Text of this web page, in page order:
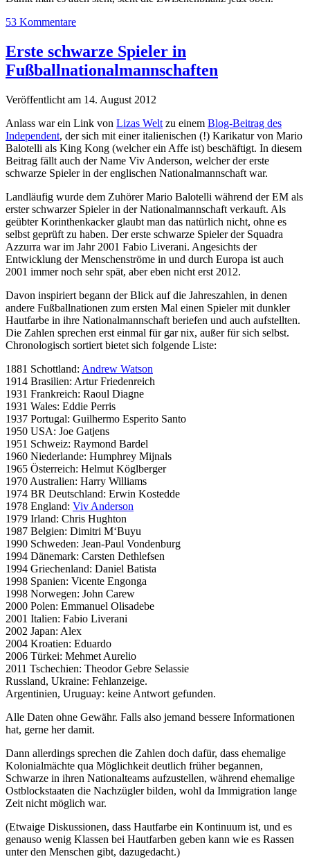
53 Kommentare
Erste schwarze Spieler in
Fußballnationalmannschaften
Veröffentlicht am 14. August 2012
Anlass war ein Link von Lizas Welt zu einem Blog-Beitrag des
Independent, der sich mit einer italienischen (!) Karikatur von Mario
Balotelli als King Kong (welcher ein Affe ist) beschäftigt. In diesem
Beitrag fällt auch der Name Viv Anderson, welcher der erste
schwarze Spieler in der englischen Nationalmannschaft war.
Landläufig wurde dem Zuhörer Mario Balotelli während der EM als
erster schwarzer Spieler in der Nationalmannschaft verkauft. Als
geübter Korinthenkacker glaubt man das natürlich nicht, ohne es
selbst geprüft zu haben. Der erste schwarze Spieler der Squadra
Azzurra war im Jahr 2001 Fabio Liverani. Angesichts der
Entwicklung der Menschenströme in und durch Europa ist auch
2001 immer noch sehr spät, aber eben nicht erst 2012.
Davon inspiriert begann der Blick auf die Jahreszahlen, in denen
andere Fußballnationen zum ersten Mal einen Spieler mit dunkler
Hautfarbe in ihre Nationalmannschaft beriefen und auch aufstellten.
Die Zahlen sprechen erst einmal für gar nix, außer für sich selbst.
Chronologisch sortiert bietet sich folgende Liste:
1881 Schottland: Andrew Watson
1914 Brasilien: Artur Friedenreich
1931 Frankreich: Raoul Diagne
1931 Wales: Eddie Perris
1937 Portugal: Guilhermo Esperito Santo
1950 USA: Joe Gatjens
1951 Schweiz: Raymond Bardel
1960 Niederlande: Humphrey Mijnals
1965 Österreich: Helmut Köglberger
1970 Australien: Harry Williams
1974 BR Deutschland: Erwin Kostedde
1978 England: Viv Anderson
1979 Irland: Chris Hughton
1987 Belgien: Dimitri M‘Buyu
1990 Schweden: Jean-Paul Vondenburg
1994 Dänemark: Carsten Dethlefsen
1994 Griechenland: Daniel Batista
1998 Spanien: Vicente Engonga
1998 Norwegen: John Carew
2000 Polen: Emmanuel Olisadebe
2001 Italien: Fabio Liverani
2002 Japan: Alex
2004 Kroatien: Eduardo
2006 Türkei: Mehmet Aurelio
2011 Tschechien: Theodor Gebre Selassie
Russland, Ukraine: Fehlanzeige.
Argentinien, Uruguay: keine Antwort gefunden.
Alle Daten ohne Gewähr. Falls also jemand bessere Informationen
hat, gerne her damit.
Dann allerdings sprechen die Zahlen doch dafür, dass ehemalige
Kolonialmächte qua Möglichkeit deutlich früher begannen,
Schwarze in ihren Nationalteams aufzustellen, während ehemalige
Ostblockstaaten die Nachzügler bilden, wohl da Immigration lange
Zeit nicht möglich war.
(Etwaige Diskussionen, dass Hautfarbe ein Kontinuum ist, und es
genauso wenig Klassen bei Hautfarben geben kann wie es Rassen
unter den Menschen gibt, dazugedacht.)